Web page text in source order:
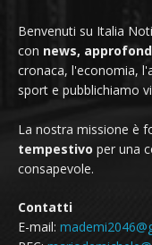
Benvenuti su Italia
con news,
cronaca, l'economia,
sport e pubblichiamo
La nostra missione è
tempestivo per una
consapevole.
Contatti
E-mail: